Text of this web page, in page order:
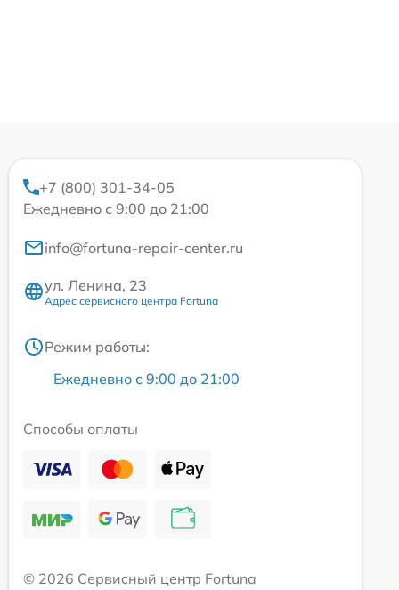
+7 (800) 301-34-05
Ежедневно с 9:00 до 21:00
info@fortuna-repair-center.ru
ул. Ленина, 23
Адрес сервисного центра Fortuna
Режим работы:
Ежедневно с 9:00 до 21:00
Способы оплаты
© 2026 Сервисный центр Fortuna